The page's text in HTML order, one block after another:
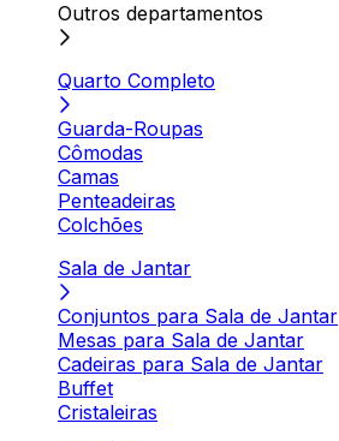
Outros departamentos
Quarto Completo
Guarda-Roupas
Cômodas
Camas
Penteadeiras
Colchões
Sala de Jantar
Conjuntos para Sala de Jantar
Mesas para Sala de Jantar
Cadeiras para Sala de Jantar
Buffet
Cristaleiras